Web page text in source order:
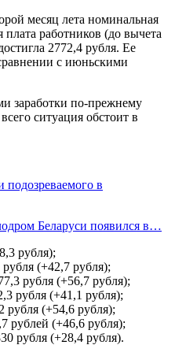
месяц лета номинальная
плата работников (до вычета
2772,4 рубля. Ее
с июньскими
заработки по-прежнему
ситуация обстоит в
подозреваемого в
Беларуси появился в…
рубля);
(+42,7 рубля);
рубля (+56,7 рубля);
рубля (+41,1 рубля);
рубля (+54,6 рубля);
рублей (+46,6 рубля);
рубля (+28,4 рубля).